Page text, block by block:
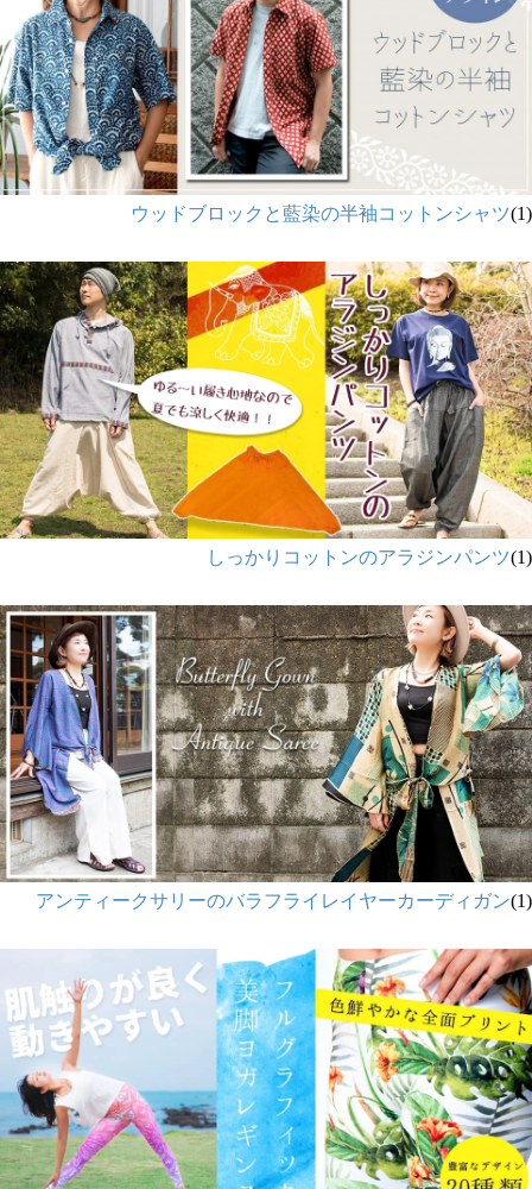
ウッドブロックと藍染の半袖コットンシャツ(1)
しっかりコットンのアラジンパンツ(1)
アンティークサリーのバラフライレイヤーカーディガン(1)